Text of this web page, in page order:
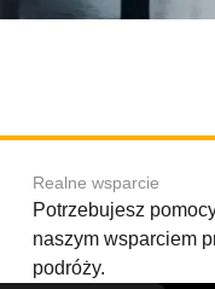
Realne wsparcie
Potrzebujesz
naszym wsparciem
podróży.